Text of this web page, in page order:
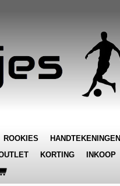
ROOKIES
HANDTEKENINGEN
KORTING
INKOOP